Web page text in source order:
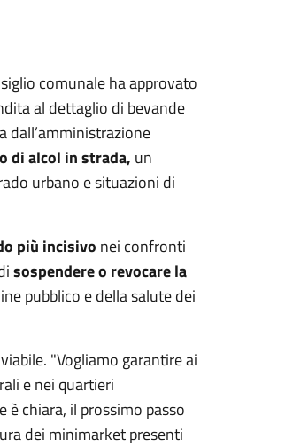
comunale ha approvato
al dettaglio di bevande
dall’amministrazione
di alcol in strada, un
urbano e situazioni di
più incisivo nei confronti
sospendere o revocare la
pubblico e della salute dei
"Vogliamo garantire ai
e nei quartieri
è chiara, il prossimo passo
dei minimarket presenti